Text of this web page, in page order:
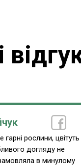
рослини, цвітуть
догляду не
в минулому